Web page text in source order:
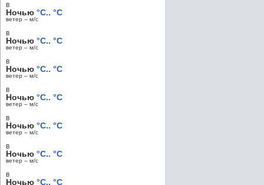
в
Ночью °C.. °C
ветер – м/c
в
Ночью °C.. °C
ветер – м/c
в
Ночью °C.. °C
ветер – м/c
в
Ночью °C.. °C
ветер – м/c
в
Ночью °C.. °C
ветер – м/c
в
Ночью °C.. °C
ветер – м/c
в
Ночью °C.. °C